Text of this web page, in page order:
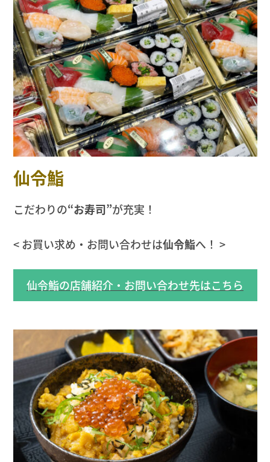
仙令鮨
こだわりの“お寿司”が充実！
< お買い求め・お問い合わせは仙令鮨へ！ >
仙令鮨の店舗紹介・お問い合わせ先はこちら